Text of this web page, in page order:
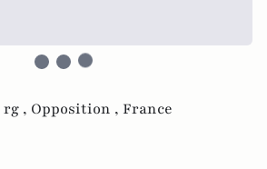
rg , Opposition , France